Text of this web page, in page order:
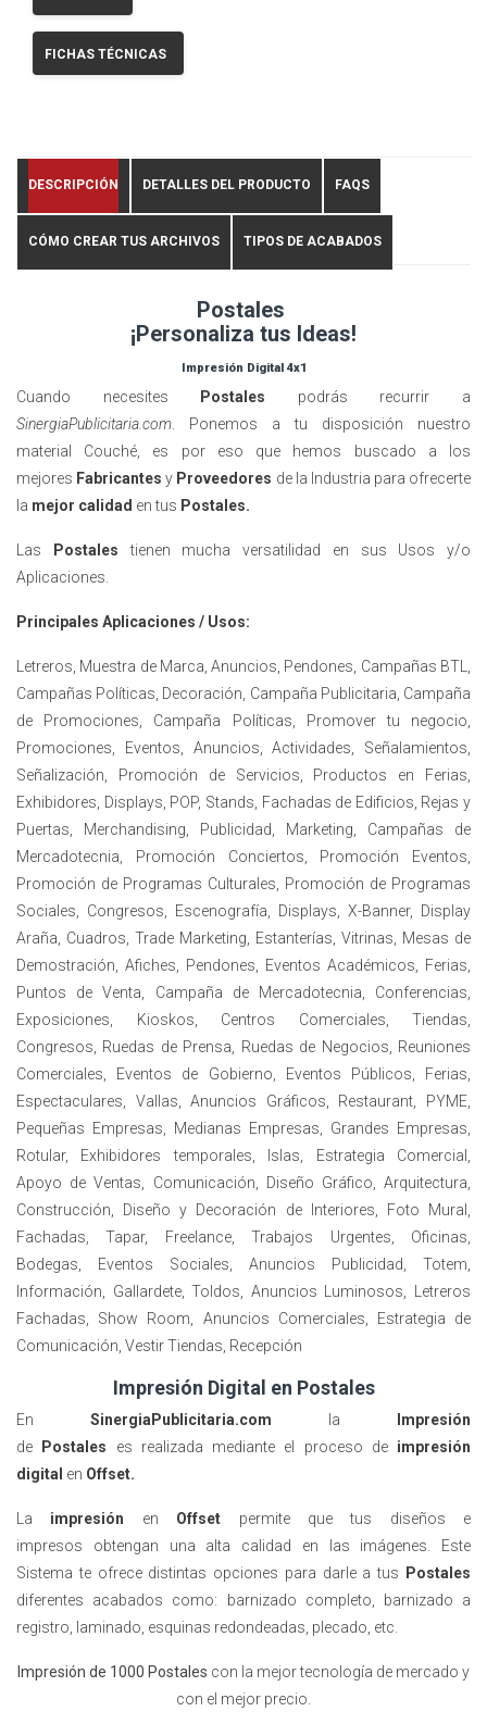
FICHAS TÉCNICAS
DESCRIPCIÓN DETALLES DEL PRODUCTO FAQS
CÓMO CREAR TUS ARCHIVOS TIPOS DE ACABADOS
Postales
¡Personaliza tus Ideas!
Impresión Digital 4x1
Cuando necesites Postales podrás recurrir a
SinergiaPublicitaria.com . Ponemos a tu disposición nuestro
material Couché, es por eso que hemos buscado a los
mejores Fabricantes y Proveedores de la Industria para ofrecerte
la mejor calidad en tus Postales.
Las Postales
tienen mucha versatilidad en sus Usos y/o
Aplicaciones.
Principales Aplicaciones / Usos:
Letreros, Muestra de Marca, Anuncios, Pendones, Campañas BTL,
Campañas Políticas, Decoración, Campaña Publicitaria, Campaña
de Promociones, Campaña Políticas, Promover tu negocio,
Promociones, Eventos, Anuncios, Actividades, Señalamientos,
Señalización, Promoción de Servicios, Productos en Ferias,
Exhibidores, Displays, POP, Stands, Fachadas de Edificios, Rejas y
Puertas, Merchandising, Publicidad, Marketing, Campañas de
Mercadotecnia, Promoción Conciertos, Promoción Eventos,
Promoción de Programas Culturales, Promoción de Programas
Sociales, Congresos, Escenografía, Displays, X-Banner, Display
Araña, Cuadros, Trade Marketing, Estanterías, Vitrinas, Mesas de
Demostración, Afiches, Pendones, Eventos Académicos, Ferias,
Puntos de Venta, Campaña de Mercadotecnia, Conferencias,
Exposiciones, Kioskos, Centros Comerciales, Tiendas,
Congresos, Ruedas de Prensa, Ruedas de Negocios, Reuniones
Comerciales, Eventos de Gobierno, Eventos Públicos, Ferias,
Espectaculares, Vallas, Anuncios Gráficos, Restaurant, PYME,
Pequeñas Empresas, Medianas Empresas, Grandes Empresas,
Rotular, Exhibidores temporales, Islas, Estrategia Comercial,
Apoyo de Ventas, Comunicación, Diseño Gráfico, Arquitectura,
Construcción, Diseño y Decoración de Interiores, Foto Mural,
Fachadas, Tapar, Freelance, Trabajos Urgentes, Oficinas,
Bodegas, Eventos Sociales, Anuncios Publicidad, Totem,
Información, Gallardete, Toldos, Anuncios Luminosos, Letreros
Fachadas, Show Room, Anuncios Comerciales, Estrategia de
Comunicación, Vestir Tiendas, Recepción
Impresión Digital en Postales
En SinergiaPublicitaria.com la
Impresión
de Postales es realizada mediante el proceso de impresión
digital en Offset.
La impresión en Offset permite que tus diseños e
impresos obtengan una alta calidad en las imágenes. Este
Sistema te ofrece distintas opciones para darle a tus
Postales
diferentes acabados como: barnizado completo, barnizado a
registro, laminado, esquinas redondeadas, plecado, etc.
Impresión de 1000 Postales con la mejor tecnología de mercado y
con el mejor precio.